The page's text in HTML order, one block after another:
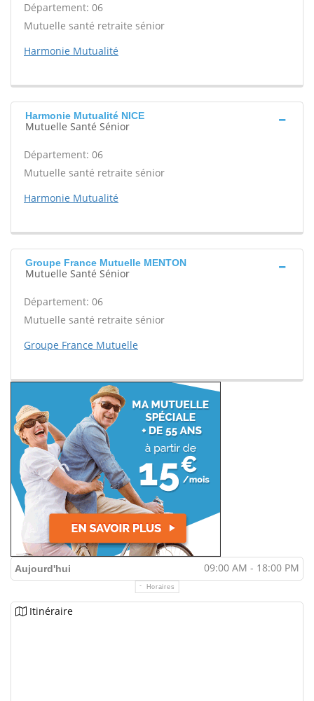
Département: 06
Mutuelle santé retraite sénior
Harmonie Mutualité
Harmonie Mutualité NICE
Mutuelle Santé Sénior
Département: 06
Mutuelle santé retraite sénior
Harmonie Mutualité
Groupe France Mutuelle MENTON
Mutuelle Santé Sénior
Département: 06
Mutuelle santé retraite sénior
Groupe France Mutuelle
Aujourd'hui 09:00 AM - 18:00 PM
Horaires
Itinéraire